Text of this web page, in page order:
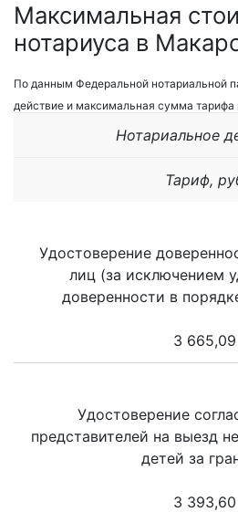
Максимальная
нотариуса в
По данным Федеральной нотариальной
действие и максимальная сумма тарифа
Нотариальное
Тариф,
Удостоверение
лиц (за исключением
доверенности в
3 665,09
Удостоверение
представителей на выезд
детей за
3 393,60